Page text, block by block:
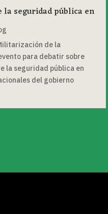
seguridad pública en
de la
para debatir sobre
la seguridad pública en
del gobierno